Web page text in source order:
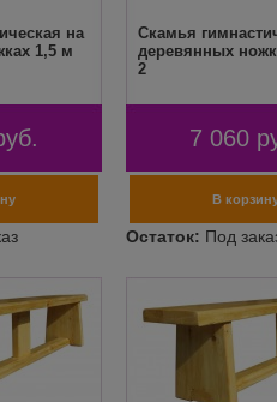
на
1,5 м
Скамья
деревянных
2
7 060